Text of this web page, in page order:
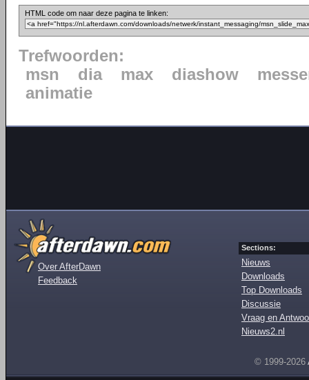
HTML code om naar deze pagina te linken:
Trefwoorden:
msn
dia max diashow
animatie
Over AfterDawn
Feedback
Sections:
Nieuws
Downloads
Top Downloads
Discussie
Vraag en
Nieuws2.nl
© 1999-2026